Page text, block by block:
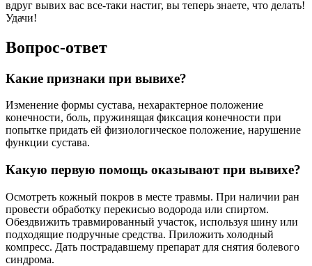
вдруг вывих вас все-таки настиг, вы теперь знаете, что делать!
Удачи!
Вопрос-ответ
Какие признаки при вывихе?
Изменение формы сустава, нехарактерное положение
конечности, боль, пружинящая фиксация конечности при
попытке придать ей физиологическое положение, нарушение
функции сустава.
Какую первую помощь оказывают при вывихе?
Осмотреть кожный покров в месте травмы. При наличии ран
провести обработку перекисью водорода или спиртом.
Обездвижить травмированный участок, используя шину или
подходящие подручные средства. Приложить холодный
компресс. Дать пострадавшему препарат для снятия болевого
синдрома.